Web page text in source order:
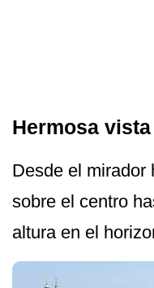
Hermosa
Desde el mirador
sobre el centro
altura en el